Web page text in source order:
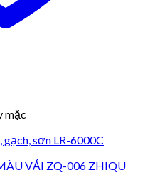
mặc
gạch, sơn LR-6000C